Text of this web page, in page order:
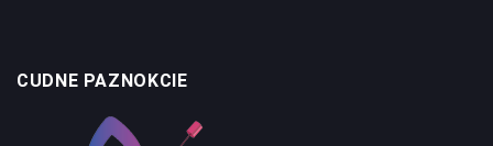
CUDNE PAZNOKCIE